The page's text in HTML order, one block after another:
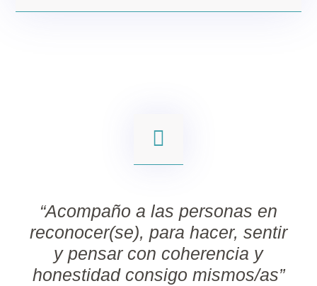
“Acompaño a las personas en
reconocer(se), para hacer, sentir
y pensar con coherencia y
honestidad consigo mismos/as”